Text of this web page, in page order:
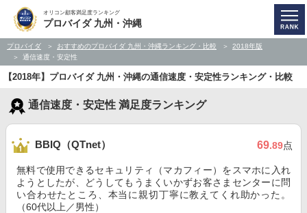
オリコン顧客満足度ランキング
プロバイダ 九州・沖縄
プロバイダ おすすめのプロバイダ 九州・沖縄ランキング・比較
2018年版
通信速度・安定性
【2018年】プロバイダ 九州・沖縄の通信速度・安定性ランキング・比較
通信速度・安定性 満足度ランキング
BBIQ（QTnet） 69.89点
無料で使用できるセキュリティ（マカフィー）をスマホに入れ
ようとしたが、どうしてもうまくいかずお客さまセンターに問
い合わせたところ、本当に親切丁寧に教えてくれ助かった。
（60代以上／男性）